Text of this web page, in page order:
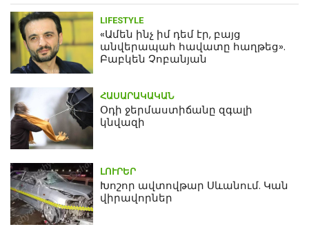
LIFESTYLE
«Ամեն ինչ իմ դեմ էր, բայց
անվերապահ հավատը հաղթեց».
Բաբկեն Չոբանյան
ՀԱՍԱՐԱԿԱԿԱՆ
Օդի ջերմաստիճանը զգալի
կնվազի
ԼՈՒՐԵՐ
Խոշոր ավտովթար Սևանում. Կան
վիրավորներ